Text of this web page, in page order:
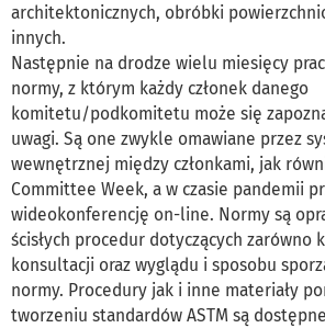
architektonicznych, obróbki
innych.
Następnie na drodze wielu miesięcy
normy, z którym każdy członek danego
komitetu/podkomitetu może się
uwagi. Są one zwykle omawiane przez
wewnętrznej między członkami, jak
Committee Week, a w czasie pandemii
wideokonferencję on-line. Normy są
ścisłych procedur dotyczących zarówno
konsultacji oraz wyglądu i sposobu
normy. Procedury jak i inne materiały
tworzeniu standardów ASTM są